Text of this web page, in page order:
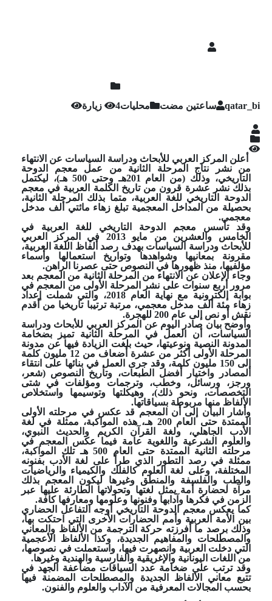
qatar_bi ‏ساعتين مضت محليات4 زيارة
أعلن المركز العربي للأبحاث ودراسة السياسات عن الانتهاء
من نشر نتاج المرحلة الثانية من عمل معجم الدوحة
التاريخي، وذلك (من العام 201هـ وحتى 500 هـ)، ليكتمل
بذلك نشر عشرة قرون من تاريخ الكلمة العربية في معجم
الدوحة التاريخي للغة العربية، متما بذلك المرحلة الثانية،
بحصيلة من المداخل المعجمية تبلغ زهاء مائتي ألف مدخل
معجمي.
وقد تأسس معجم الدوحة التاريخي للغة العربية في
الخامس والعشرين من مايو 2013 في المركز العربي
للأبحاث ودراسة السياسات بهدف رصد ألفاظ اللغة العربية،
مقرونة بمعانيها وشواهدها وتواريخ استعمالها وأسماء
مؤلفيها، منذ ظهورها في النصوص حتى عصرنا الراهن.
وجاء الإعلان عن الانتهاء من المرحلة الثانية من المعجم بعد
مرور أربع سنوات على نشر المرحلة الأولى من المعجم في
بوابة إلكترونية مع نهاية العام 2018، والتي شملت إعداد
زهاء مئة ألف مدخل معجمي، مرتبة ترتيبا تاريخيا من أقدم
نقش أو نص إلى عام 200 للهجرة.
وأوضح بيان صادر اليوم عن المركز العربي للأبحاث ودراسة
السياسات، أن العمل في المرحلة الثانية تميز بضخامة
المدونة النصية ونوعيتها، حيث بلغت الزيادة فيها عن مدونة
المرحلة الأولى أكثر من عشرة أضعاف من 12 مليون كلمة
إلى 150 مليون كلمة، وقد جرى العمل في بنائها على انتقاء
المصادر واختيار أفضل الطبعات، وتأريخ النصوص (شعر،
ورجز، ورسائل، وخطب، وترجمات ومؤلفات في شتى
التخصصات، ونحو ذلك)، وهيكلتها وتوسيمها واستخلاص
الألفاظ منها مربوطة بسياقاتها.
وأشار البيان إلى أن المعجم قد عكس في مرحلته الأولى
الممتدة حتى العام 200 هـ، هذه المواكبة، ممثلة في لغة
الأدب الجاهلي، ولغة القرآن الكريم والحديث النبوي،
والعلوم الشرعية واللغوية عامة فيما عكس المعجم في
مرحلته الثانية الممتدة حتى العام 500 هـ تلك المواكبة،
ممثلة في رصد التطور الذي طرأ على لغة الأدب بفنونه
المختلفة، وعلى لغة العلوم كالفلك والكيمياء والرياضيات
والطب والفلسفة والمنطق وغيرها ليكون المعجم بذلك
مرآة لحضارة أمة يمثل لغتها وتحولاتها الطارئة عليها عبر
الزمن في فكرها وآدابها وفنونها وعلومها ومعارفها كافة.
كما يعكس معجم الدوحة التاريخي أوجه التفاعل الحضاري
بين الأمة العربية وأمم الحضارات الأخرى التي احتكت بها،
وذلك برصد ما أفرزته حركة الترجمة من الألفاظ والمعاني
والمصطلحات والمفاهيم الجديدة، وكذا الألفاظ الأعجمية
التي دخلت العربية وانصهرت فيها، واستعملت في نصوصها،
من اللغات اليونانية والإغريقية والفارسية والهندية وغيرها.
وقد ترتب على ضخامة عدد السياقات مضاعفة الجهد في
تتبع معاني الألفاظ الجديدة والمصطلحات المضمنة فيها
بحسب المجالات المعرفية من الآداب والعلوم والفنون.